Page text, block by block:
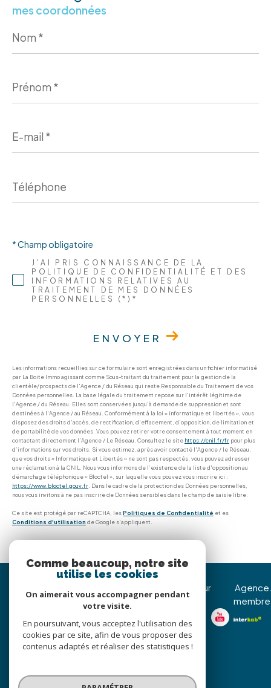
mes coordonnées
*
*
mail
*
J'AI PRIS CONNAISSANCE DE LA
POLITIQUE DE CONFIDENTIALITÉ ET DES
INFORMATIONS RELATIVES AU
TRAITEMENT DE MES DONNÉES
PERSONNELLES (*)*
* Champ obligatoire
ENVOYER
Les informations recueillies sur ce formulaire sont enregistrées dans un fichier informatisé
par La Boite Immo agissant comme Sous-traitant du traitement pour la gestion de la
clientèle/prospects de l'Agence / du Réseau qui reste Responsable du Traitement de vos
Données personnelles. La base légale du traitement repose sur l'intérêt légitime de
l'Agence / du Réseau. Elles sont conservées jusqu'à demande de suppression et sont
destinées à l'Agence / au Réseau. Conformément à la loi « informatique et libertés », vous
disposez des droits d’accès, de rectification, d’effacement, d’opposition, de limitation et
de portabilité de vos données. Vous pouvez retirer votre consentement à tout moment en
contactant directement l’Agence / Le Réseau. Consultez le site https://cnil.fr/fr pour plus
d’informations sur vos droits. Si vous estimez, après avoir contacté l'Agence / le Réseau,
que vos droits « Informatique et Libertés » ne sont pas respectés, vous pouvez adresser
une réclamation à la CNIL. Nous vous informons de l’existence de la liste d'opposition au
démarchage téléphonique « Bloctel », sur laquelle vous pouvez vous inscrire ici :
https://www.bloctel.gouv.fr. Dans le cadre de la protection des Données personnelles,
nous vous invitons à ne pas inscrire de Données sensibles dans le champ de saisie libre.
Ce site est protégé par reCAPTCHA, les Politiques de Confidentialité et es
Conditions d'utilisation de Google s'appliquent.
christophe@immojoy.com
8 Avenue Jean Pierre
Nous suivre sur
Agence
membre
Comme beaucoup, notre site
utilise les cookies
On aimerait vous accompagner pendant
votre visite.
En poursuivant, vous acceptez l'utilisation des
cookies par ce site, afin de vous proposer des
contenus adaptés et réaliser des statistiques !